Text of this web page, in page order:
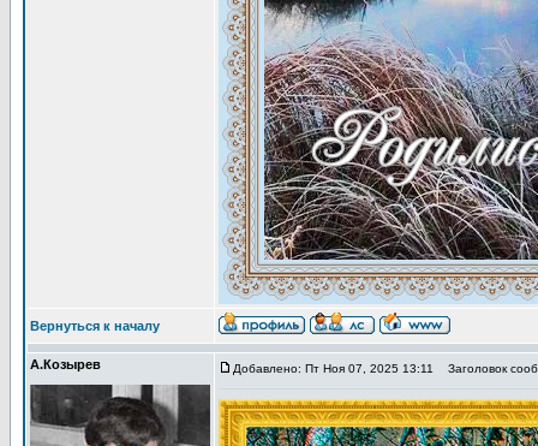
Вернуться к началу
А.Козырев Добавлено: Пт Ноя 07, 2025 13:11 Заголовок